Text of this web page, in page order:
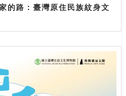
的路：臺灣原住民族紋身文